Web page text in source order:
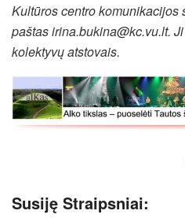
Kultūros centro komunikacijos
paštas irina.bukina@kc.vu.lt.
kolektyvų atstovais.
Susiję Straipsniai: